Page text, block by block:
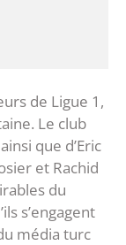
de Ligue 1,
Le club
que d’Eric
et Rachid
du
s’engagent
média turc